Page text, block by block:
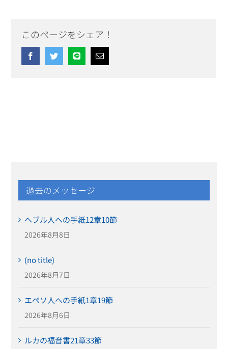
このページをシェア！
FacebookTwitterLine Email
過去のメッセージ
ヘブル人への手紙12章10節
2026年8月8日
(no title)
2026年8月7日
エペソ人への手紙1章19節
2026年8月6日
ルカの福音書21章33節